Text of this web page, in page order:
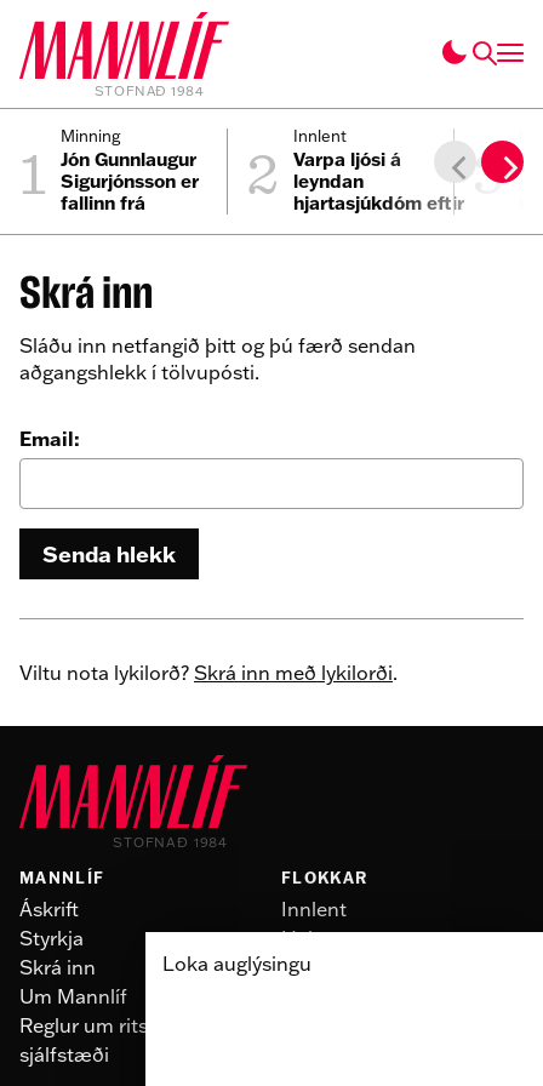
STOFNAÐ 1984
1 Minning
Jón Gunnlaugur
Sigurjónsson er
fallinn frá
2 Innlent
Varpa ljósi á
leyndan
hjartasjúkdóm eftir 3
Skrá inn
Sláðu inn netfangið þitt og þú færð sendan
aðgangshlekk í tölvupósti.
Email:
Senda hlekk
Viltu nota lykilorð? Skrá inn með lykilorði.
STOFNAÐ 1984
MANNLÍF
Áskrift
Styrkja
Skrá inn
Um Mannlíf
Reglur um ritstjórnarlegt
sjálfstæði
FLOKKAR
Innlent
Heimur
Slúður
Loka auglýsingu